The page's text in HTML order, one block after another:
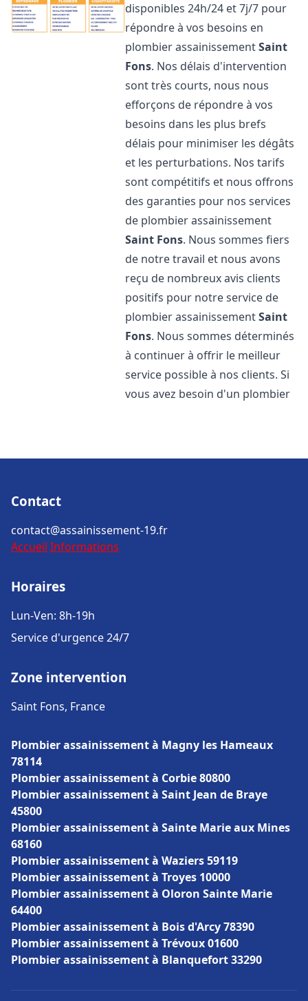
disponibles 24h/24 et 7j/7 pour
répondre à vos besoins en
plombier assainissementSaint
Fons. Nos délais d'intervention
sont très courts, nous nous
efforçons de répondre à vos
besoins dans les plus brefs
délais pour minimiser les dégâts
et les perturbations. Nos tarifs
sont compétitifs et nous offrons
des garanties pour nos services
de plombier assainissement
Saint Fons. Nous sommes fiers
de notre travail et nous avons
reçu de nombreux avis clients
positifs pour notre service de
plombier assainissementSaint
Fons. Nous sommes déterminés
à continuer à offrir le meilleur
service possible à nos clients. Si
vous avez besoin d'un plombier
Contact
contact@assainissement-19.fr
Accueil Informations
Horaires
Lun-Ven: 8h-19h
Service d'urgence 24/7
Zone intervention
Saint Fons, France
Plombier assainissement à Magny les Hameaux
78114
Plombier assainissement à Corbie 80800
Plombier assainissement à Saint Jean de Braye
45800
Plombier assainissement à Sainte Marie aux Mines
68160
Plombier assainissement à Waziers 59119
Plombier assainissement à Troyes 10000
Plombier assainissement à Oloron Sainte Marie
64400
Plombier assainissement à Bois d'Arcy 78390
Plombier assainissement à Trévoux 01600
Plombier assainissement à Blanquefort 33290